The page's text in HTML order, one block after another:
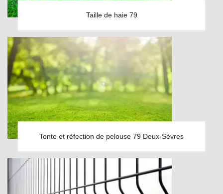
Taille de haie 79
Tonte et réfection de pelouse 79 Deux-Sèvres